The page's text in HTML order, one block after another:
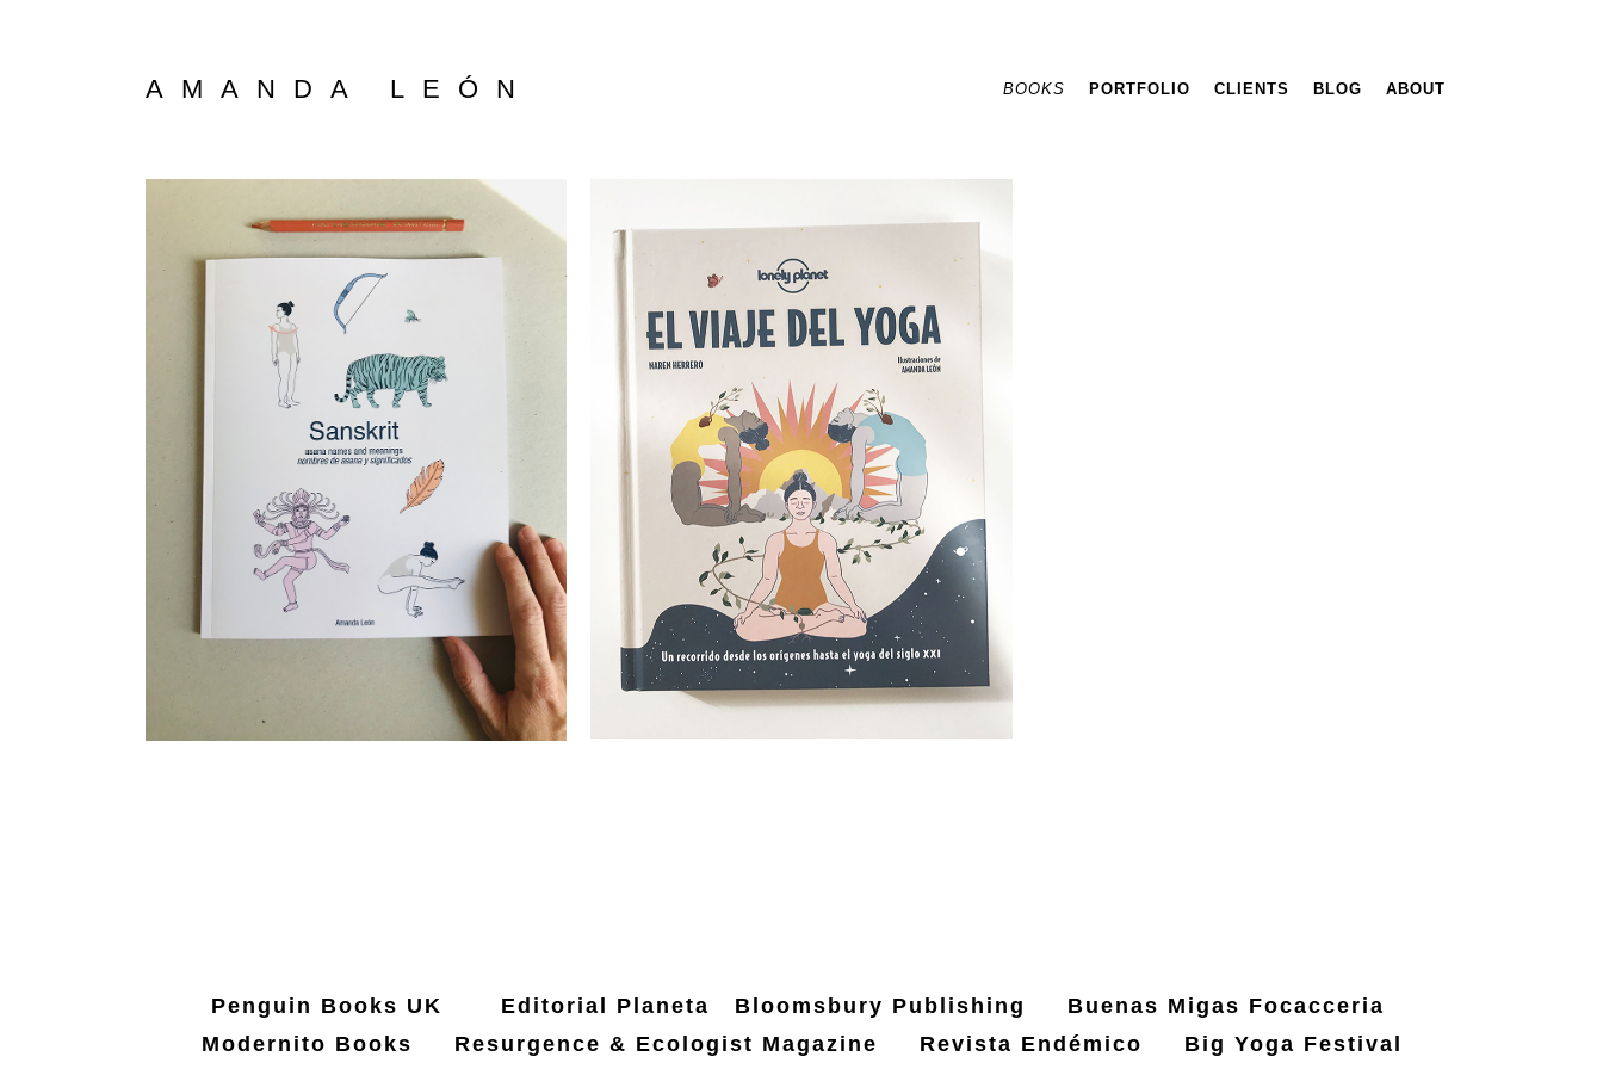
AMANDA LEÓN BOOKS PORTFOLIO CLIENTS BLOG ABOUT
Sanskrit asana names Book
VER PROYECTO
El viaje del yoga
VER PROYECTO
Penguin Books UK Editorial Planeta Bloomsbury Publishing
Buenas Migas Focacceria
Modernito Books
Resurgence & Ecologist Magazine Revista Endémico Big Yoga Festival